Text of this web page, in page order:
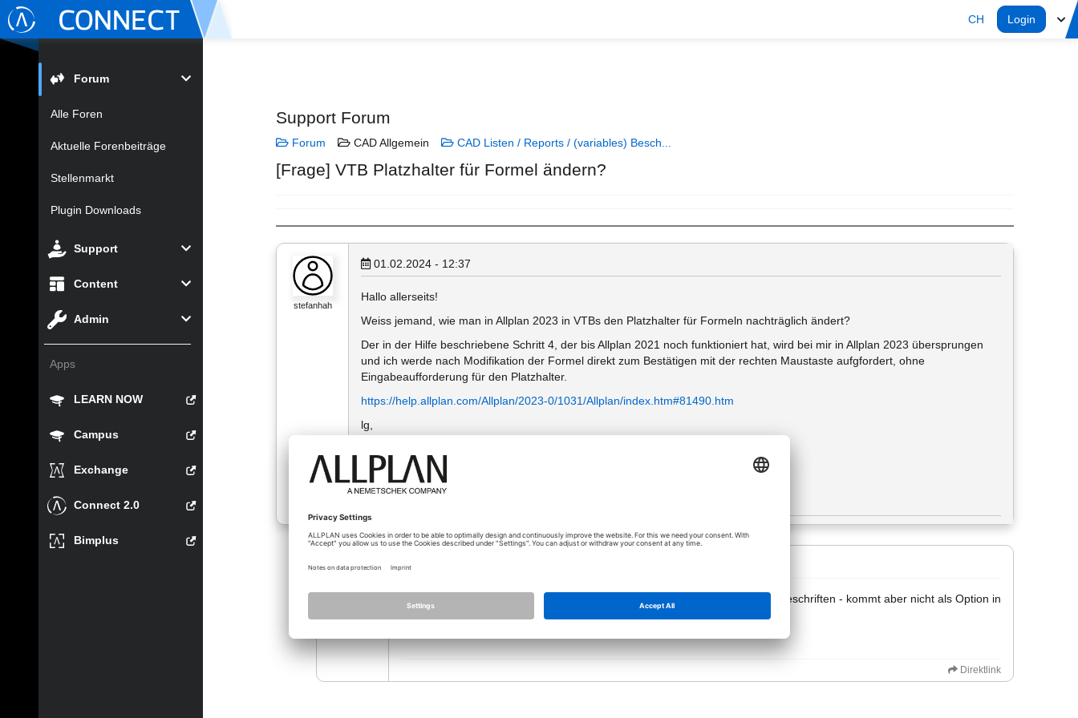
CH Login
Forum
Alle Foren
Aktuelle Forenbeiträge
Stellenmarkt
Plugin Downloads
Support
Content
Admin
Apps
LEARN NOW
Campus
Exchange
Connect 2.0
Bimplus
Support Forum
Forum CAD Allgemein CAD Listen / Reports / (variables) Besch...
[Frage] VTB Platzhalter für Formel ändern?
stefanhah
01.02.2024 - 12:37
Hallo allerseits!
Weiss jemand, wie man in Allplan 2023 in VTBs den Platzhalter für Formeln nachträglich ändert?
Der in der Hilfe beschriebene Schritt 4, der bis Allplan 2021 noch funktioniert hat, wird bei mir in Allplan 2023 übersprungen
und ich werde nach Modifikation der Formel direkt zum Bestätigen mit der rechten Maustaste aufgfordert, ohne
Eingabeaufforderung für den Platzhalter.
https://help.allplan.com/Allplan/2023-0/1031/Allplan/index.htm#81490.htm
lg,
GEA Arquitectos S.L.P.
Av. San Francisco Javier 24 | 41018 Sevilla | Spain
habe das gleiche Problem in Allplan 2024. In der Hilfe schön im 'Ratgeber' beschriften - kommt aber nicht als Option in
Direktlink